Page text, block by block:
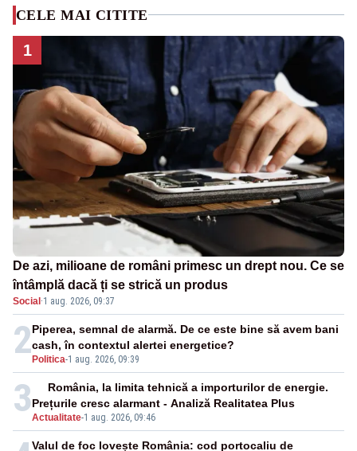
CELE MAI CITITE
1
De azi, milioane de români primesc un drept nou. Ce se
întâmplă dacă ți se strică un produs
Social ·1 aug. 2026, 09:37
2 Politica-1 aug. 2026, 09:39
Piperea, semnal de alarmă. De ce este bine să avem bani
cash, în contextul alertei energetice?
3Actualitate-1 aug. 2026, 09:46
România, la limita tehnică a importurilor de energie.
Prețurile cresc alarmant - Analiză Realitatea Plus
Valul de foc lovește România: cod portocaliu de